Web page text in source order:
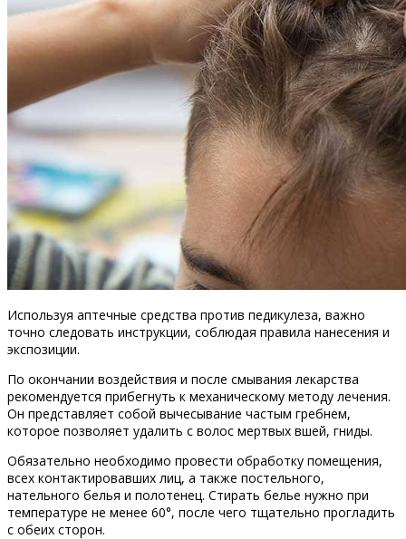
Используя аптечные средства против педикулеза, важно
точно следовать инструкции, соблюдая правила нанесения и
экспозиции.
По окончании воздействия и после смывания лекарства
рекомендуется прибегнуть к механическому методу лечения.
Он представляет собой вычесывание частым гребнем,
которое позволяет удалить с волос мертвых вшей, гниды.
Обязательно необходимо провести обработку помещения,
всех контактировавших лиц, а также постельного,
нательного белья и полотенец. Стирать белье нужно при
температуре не менее 60°, после чего тщательно прогладить
с обеих сторон.